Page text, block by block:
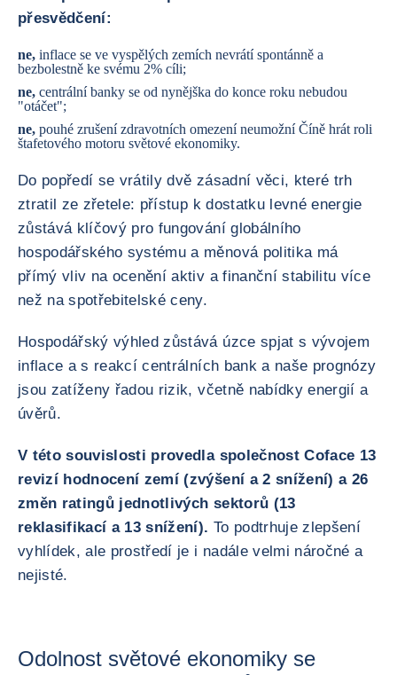
přesvědčení:
ne, inflace se ve vyspělých zemích nevrátí spontánně a
bezbolestně ke svému 2% cíli;
ne, centrální banky se od nynějška do konce roku nebudou
"otáčet";
ne, pouhé zrušení zdravotních omezení neumožní Číně hrát roli
štafetového motoru světové ekonomiky.
Do popředí se vrátily dvě zásadní věci, které trh
ztratil ze zřetele: přístup k dostatku levné energie
zůstává klíčový pro fungování globálního
hospodářského systému a měnová politika má
přímý vliv na ocenění aktiv a finanční stabilitu více
než na spotřebitelské ceny.
Hospodářský výhled zůstává úzce spjat s vývojem
inflace a s reakcí centrálních bank a naše prognózy
jsou zatíženy řadou rizik, včetně nabídky energií a
úvěrů.
V této souvislosti provedla společnost Coface 13
revizí hodnocení zemí (zvýšení a 2 snížení) a 26
změn ratingů jednotlivých sektorů (13
reklasifikací a 13 snížení). To podtrhuje zlepšení
vyhlídek, ale prostředí je i nadále velmi náročné a
nejisté.
Odolnost světové ekonomiky se